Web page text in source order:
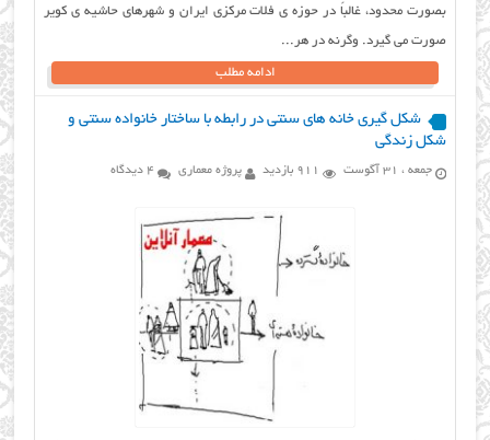
بصورت محدود، غالباً در حوزه ی فلات مرکزی ایران و شهرهای حاشیه ی کویر
صورت می گیرد. وگرنه در هر...
ادامه مطلب
شکل گیری خانه های سنتی در رابطه با ساختار خانواده سنتی و
شکل زندگی
جمعه ، 31 آگوست 911 بازدید پروژه معماری 4 دیدگاه